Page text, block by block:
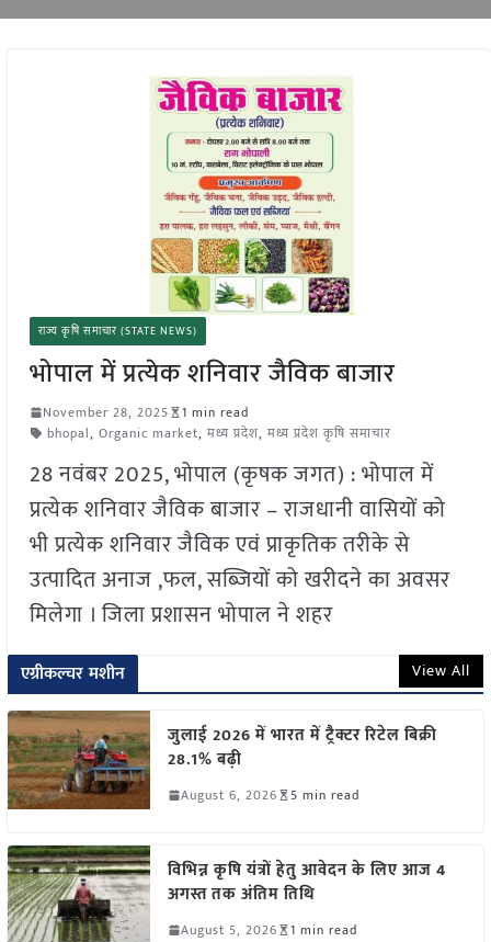
राज्य कृषि समाचार (STATE NEWS)
भोपाल में प्रत्येक शनिवार जैविक बाजार
November 28, 2025
1 min read
bhopal, Organic market, मध्य प्रदेश, मध्य प्रदेश कृषि समाचार
28 नवंबर 2025, भोपाल (कृषक जगत) : भोपाल में
प्रत्येक शनिवार जैविक बाजार – राजधानी वासियों को
भी प्रत्येक शनिवार जैविक एवं प्राकृतिक तरीके से
उत्पादित अनाज ,फल, सब्जियों को खरीदने का अवसर
मिलेगा । जिला प्रशासन भोपाल ने शहर
एग्रीकल्चर मशीन View All
जुलाई 2026 में भारत में ट्रैक्टर रिटेल बिक्री
28.1% बढ़ी
August 6, 2026 5 min read
विभिन्न कृषि यंत्रों हेतु आवेदन के लिए आज 4
अगस्त तक अंतिम तिथि
August 5, 2026 1 min read